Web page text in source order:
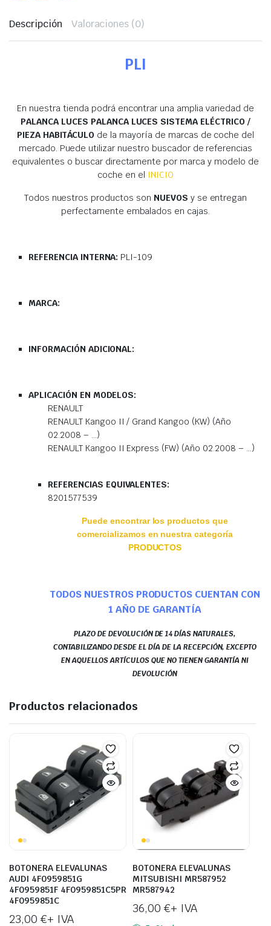
Descripción Valoraciones (0)
PLI
En nuestra tienda podrá encontrar una amplia variedad de
PALANCA LUCES PALANCA LUCES SISTEMA ELÉCTRICO /
PIEZA HABITÁCULO de la mayoría de marcas de coche del
mercado. Puede utilizar nuestro buscador de referencias
equivalentes o buscar directamente por marca y modelo de
coche en el INICIO
Todos nuestros productos son NUEVOS y se entregan
perfectamente embalados en cajas.
REFERENCIA INTERNA: PLI-109
MARCA:
INFORMACIÓN ADICIONAL:
APLICACIÓN EN MODELOS:
RENAULT
RENAULT Kangoo II / Grand Kangoo (KW) (Año
02.2008 – …)
RENAULT Kangoo II Express (FW) (Año 02.2008 – …)
REFERENCIAS EQUIVALENTES:
8201577539
Puede encontrar los productos que
comercializamos en nuestra categoría
PRODUCTOS
TODOS NUESTROS PRODUCTOS CUENTAN CON
1 AÑO DE GARANTÍA
PLAZO DE DEVOLUCIÓN DE 14 DÍAS NATURALES,
CONTABILIZANDO DESDE EL DÍA DE LA RECEPCIÓN, EXCEPTO
EN AQUELLOS ARTÍCULOS QUE NO TIENEN GARANTÍA NI
DEVOLUCIÓN
Productos relacionados
BOTONERA ELEVALUNAS
AUDI 4F0959851G
4F0959851F 4F0959851C5PR
4F0959851C
23,00 €+ IVA
BOTONERA ELEVALUNAS
MITSUBISHI MR587952
MR587942
36,00 €+ IVA